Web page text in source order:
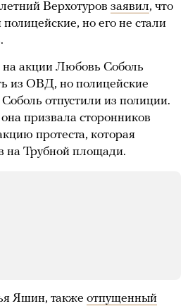
Верхотуров заявил, что
но его не стали
акции Любовь Соболь
из ОВД, но полицейские
отпустили из полиции.
призвала сторонников
протеста, которая
на Трубной площади.
Яшин, также отпущенный